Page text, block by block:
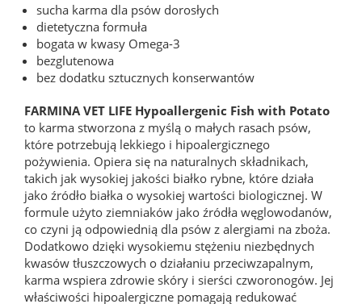
sucha karma dla psów dorosłych
dietetyczna formuła
bogata w kwasy Omega-3
bezglutenowa
bez dodatku sztucznych konserwantów
FARMINA VET LIFE Hypoallergenic Fish with Potato
to karma stworzona z myślą o małych rasach psów,
które potrzebują lekkiego i hipoalergicznego
pożywienia. Opiera się na naturalnych składnikach,
takich jak wysokiej jakości białko rybne, które działa
jako źródło białka o wysokiej wartości biologicznej. W
formule użyto ziemniaków jako źródła węglowodanów,
co czyni ją odpowiednią dla psów z alergiami na zboża.
Dodatkowo dzięki wysokiemu stężeniu niezbędnych
kwasów tłuszczowych o działaniu przeciwzapalnym,
karma wspiera zdrowie skóry i sierści czworonogów. Jej
właściwości hipoalergiczne pomagają redukować